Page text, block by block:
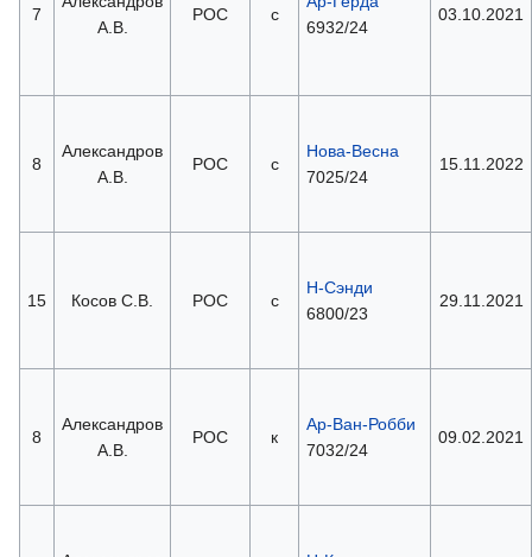
7
А.В.
РОС с
6932/24
03.10.2021
8
Александров
А.В.
РОС с
Нова-Весна
7025/24
15.11.2022
15 Косов С.В. РОС с
Н-Сэнди
6800/23
29.11.2021
8
Александров
А.В.
РОС к
Ар-Ван-Робби
7032/24
09.02.2021